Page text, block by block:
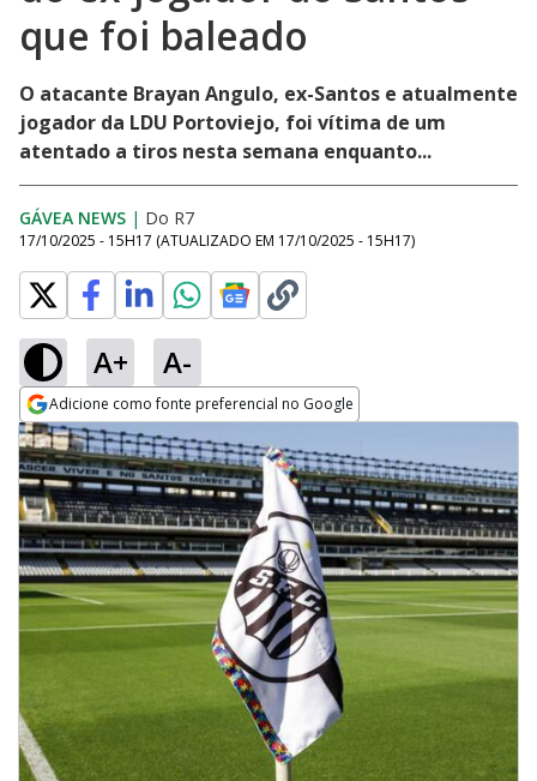
que foi baleado
O atacante Brayan Angulo, ex-Santos e atualmente
jogador da LDU Portoviejo, foi vítima de um
atentado a tiros nesta semana enquanto...
GÁVEA NEWS | Do R7
17/10/2025 - 15H17 (ATUALIZADO EM 17/10/2025 - 15H17)
A+ A-
Adicione como fonte preferencial no Google
Opens in new window